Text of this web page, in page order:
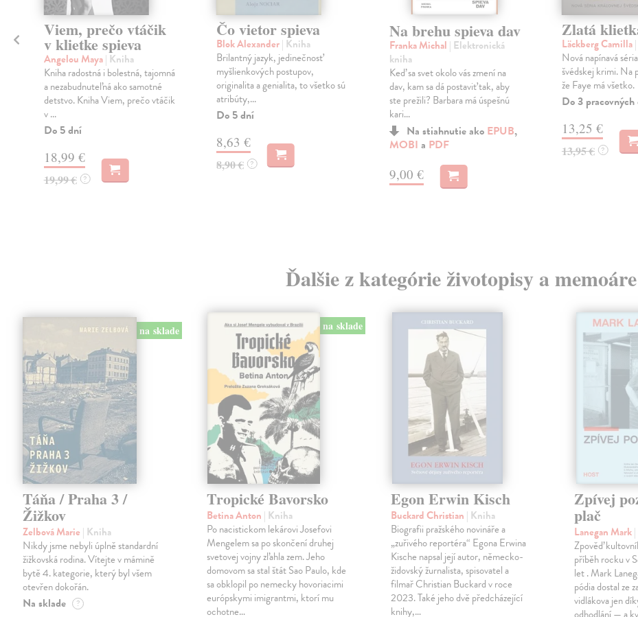
Viem, prečo vtáčik
v klietke spieva
Angelou Maya| Kniha
Kniha radostná i bolestná, tajomná
a nezabudnuteľná ako samotné
detstvo. Kniha Viem, prečo vtáčik
v ...
Do 5 dní
18,99 €
19,99 € ?
Čo vietor spieva
Blok Alexander| Kniha
Brilantný jazyk, jedinečnosť
myšlienkových postupov,
originalita a genialita, to všetko sú
atribúty,...
Do 5 dní
8,63 €
8,90 € ?
Na brehu spieva dav
Franka Michal | Elektronická
kniha
Keď sa svet okolo vás zmení na
dav, kam sa dá postaviť tak, aby
ste prežili? Barbara má úspešnú
kari...
Na stiahnutie ako EPUB,
MOBI a PDF
9,00 €
Zlatá
Läckberg Camilla
Nová napínavá
švédskej krimi. Na
že Faye má všetko.
Do 3
13,25 €
13,95 € ?
Ďalšie z kategórie životopisy a memoáre
na sklade
Táňa / Praha 3 /
Žižkov
Zelbová Marie | Kniha
Nikdy jsme nebyli úplně standardní
žižkovská rodina. Vítejte v mámině
bytě 4. kategorie, který byl všem
otevřen dokořán.
Na sklade ?
na sklade
Tropické Bavorsko
Betina Anton | Kniha
Po nacistickom lekárovi Josefovi
Mengelem sa po skončení druhej
svetovej vojny zľahla zem. Jeho
domovom sa stal štát Sao Paulo, kde
sa obklopil po nemecky hovoriacimi
európskymi imigrantmi, ktorí mu
ochotne…
Egon Erwin Kisch
Buckard Christian | Kniha
Biografii pražského novináře a
„zuřivého reportéra“ Egona Erwina
Kische napsal její autor, německo-
židovský žurnalista, spisovatel a
filmař Christian Buckard v roce
2023. Také jeho dvě předcházející
knihy,…
Zpívej
plač
Lanegan Mark
Zpověď
příběh rocku v
let . Mark
pódia dostal ze
vidlákova jen